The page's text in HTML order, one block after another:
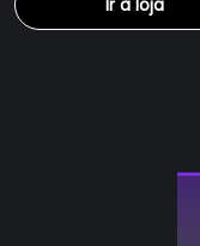
Ir à loja